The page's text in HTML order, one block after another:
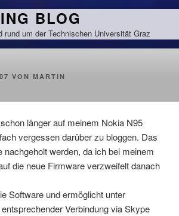
BLOG
rund um der Technischen Universität Graz
VON MARTIN
länger auf meinem Nokia N95
vergessen darüber zu bloggen. Das
nachgeholt werden, da ich bei meinem
die neue Firmware verzweifelt danach
Software und ermöglicht unter
Verbindung via Skype